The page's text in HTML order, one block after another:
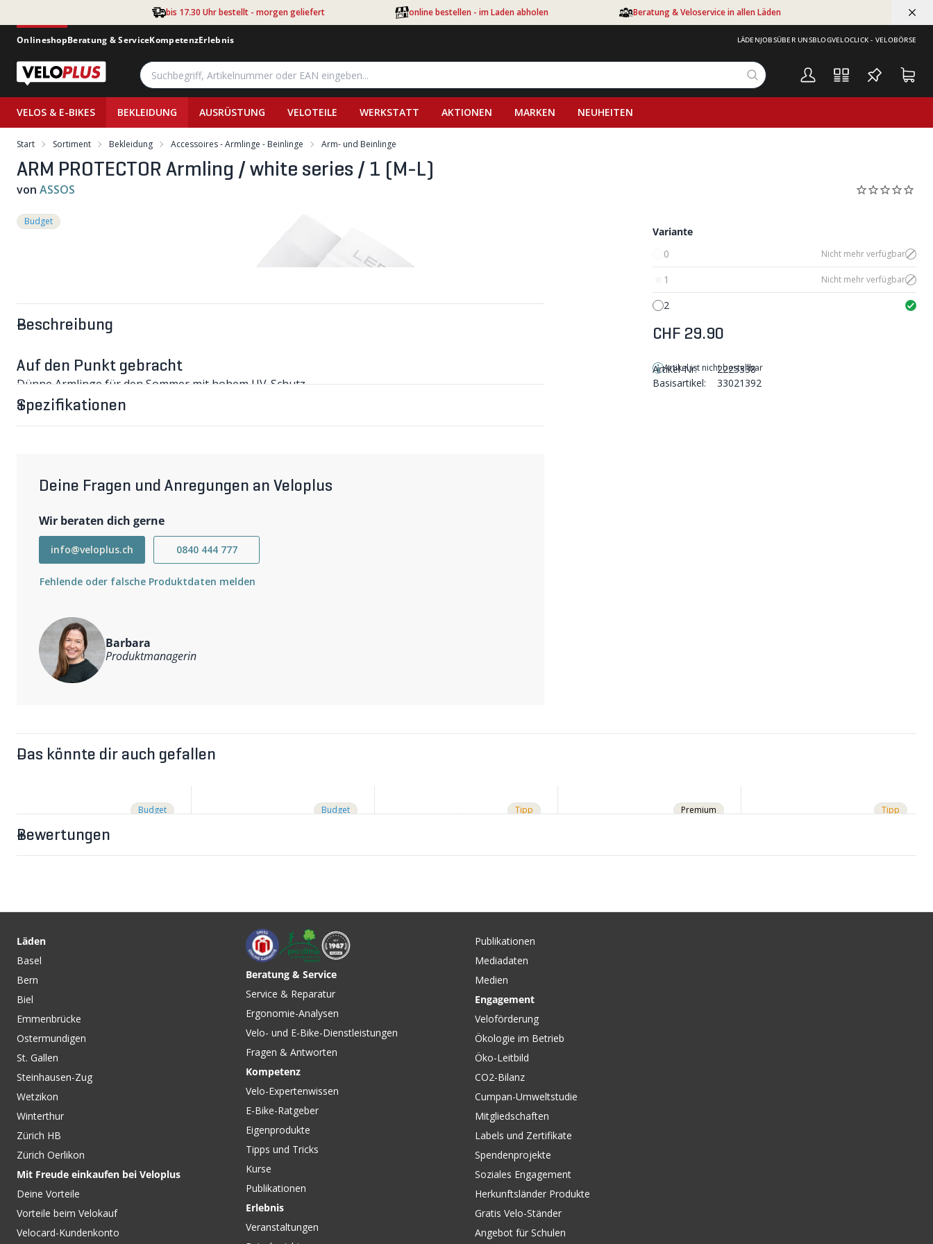
bis 17.30 Uhr bestellt - morgen geliefert online bestellen - im Laden abholen Beratung & Veloservice in allen Läden
OnlineshopBeratung & ServiceKompetenzErlebnis LÄDENJOBSÜBER UNSBLOGVELOCLICK - VELOBÖRSE
VELOS & E-BIKES BEKLEIDUNG AUSRÜSTUNG VELOTEILE WERKSTATT AKTIONEN MARKEN NEUHEITEN
Start Sortiment Bekleidung Accessoires - Armlinge - Beinlinge Arm- und Beinlinge
ARM PROTECTOR Armling / white series / 1 (M-L)
von ASSOS
Budget
Beschreibung
Auf den Punkt gebracht
Dünne Armlinge für den Sommer mit hohem UV-Schutz.
ARM PROTECTOR Armling im Detail
Die dünnen und superleichten Unisex-Armlinge mit einem UV-Schutzfaktor von 50+ bieten einen
zuverlässigen Schutz der Haut vor UV-Strahlung und Sonnenbrand. Das ultraleichte, extrem
Materialzusammensetzung: 89% Polyamid, 8% Polyester, 3% Elastan
Spezifikationen
Deine Fragen und Anregungen an Veloplus
Wir beraten dich gerne
info@veloplus.ch 0840 444 777
Fehlende oder falsche Produktdaten melden
Barbara
Produktmanagerin
Variante
0
Nicht mehr verfügbar
1 Nicht mehr verfügbar
2
CHF 29.90
Artikel ist nicht bestellbar
Artikel-Nr:
2225338
Basisartikel:
33021392
Das könnte dir auch gefallen
Budget
CHF 34.90
SUMMER ARM UV
PROTECTOR P1 Armlinge
white series von ASSOS
Budget
CHF 21.90
Helmunterziehmütze
Schwarz von VAUDE
Tipp
Craion Neckwarmer 360°
Allover Reflective / grey von
P.A.C.
Premium Tipp
Bewertungen
Läden
Basel
Bern
Biel
Emmenbrücke
Ostermundigen
St. Gallen
Steinhausen-Zug
Wetzikon
Winterthur
Zürich HB
Zürich Oerlikon
Mit Freude einkaufen bei Veloplus
Deine Vorteile
Vorteile beim Velokauf
Velocard-Kundenkonto
Beratung & Service
Service & Reparatur
Ergonomie-Analysen
Velo- und E-Bike-Dienstleistungen
Fragen & Antworten
Kompetenz
Velo-Expertenwissen
E-Bike-Ratgeber
Eigenprodukte
Tipps und Tricks
Kurse
Publikationen
Erlebnis
Veranstaltungen
Publikationen
Mediadaten
Medien
Engagement
Veloförderung
Ökologie im Betrieb
Öko-Leitbild
CO2-Bilanz
Cumpan-Umweltstudie
Mitgliedschaften
Labels und Zertifikate
Spendenprojekte
Soziales Engagement
Herkunftsländer Produkte
Gratis Velo-Ständer
Angebot für Schulen